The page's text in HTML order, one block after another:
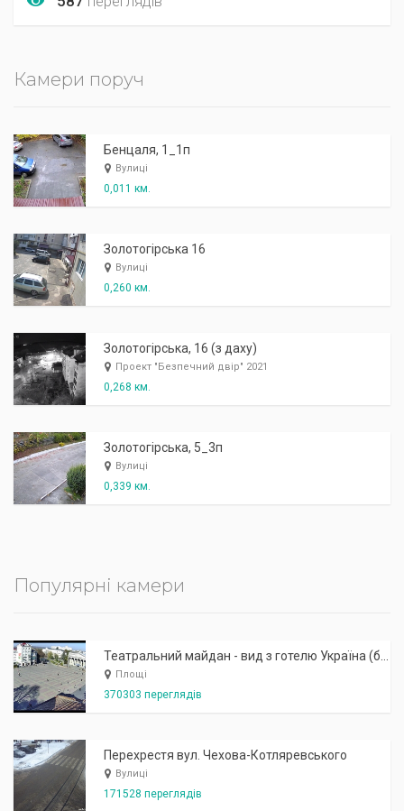
Камери поруч
Бенцаля, 1_1п
Вулиці
0,011 км.
Золотогірська 16
Вулиці
0,260 км.
Золотогірська, 16 (з даху)
Проект "Безпечний двір" 2021
0,268 км.
Золотогірська, 5_3п
Вулиці
0,339 км.
Популярні камери
Площі
370303 переглядів
Перехрестя вул. Чехова-Котляревського
Вулиці
171528 переглядів